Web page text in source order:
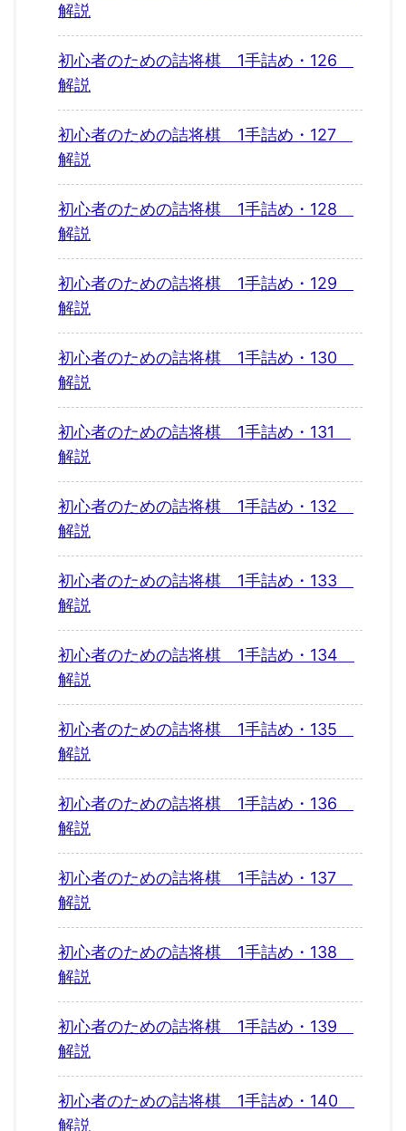
解説
初心者のための詰将棋 1手詰め・126
解説
初心者のための詰将棋 1手詰め・127
解説
初心者のための詰将棋 1手詰め・128
解説
初心者のための詰将棋 1手詰め・129
解説
初心者のための詰将棋 1手詰め・130
解説
初心者のための詰将棋 1手詰め・131
解説
初心者のための詰将棋 1手詰め・132
解説
初心者のための詰将棋 1手詰め・133
解説
初心者のための詰将棋 1手詰め・134
解説
初心者のための詰将棋 1手詰め・135
解説
初心者のための詰将棋 1手詰め・136
解説
初心者のための詰将棋 1手詰め・137
解説
初心者のための詰将棋 1手詰め・138
解説
初心者のための詰将棋 1手詰め・139
解説
初心者のための詰将棋 1手詰め・140
解説